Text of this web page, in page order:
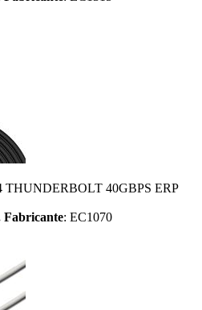
40GBPS ERP
Fabricante: EC1070